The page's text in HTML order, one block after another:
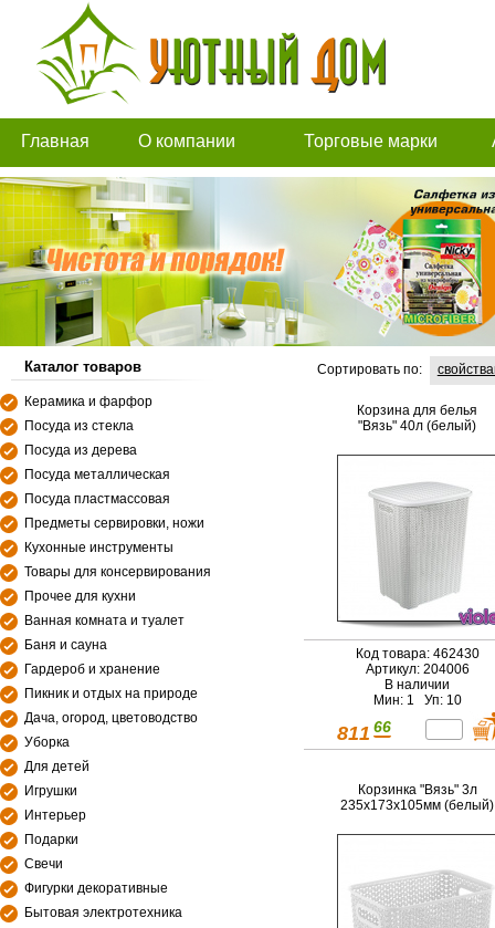
Главная О компании Торговые марки
Каталог товаров
Керамика и фарфор
Посуда из стекла
Посуда из дерева
Посуда металлическая
Посуда пластмассовая
Предметы сервировки, ножи
Кухонные инструменты
Товары для консервирования
Прочее для кухни
Ванная комната и туалет
Баня и сауна
Гардероб и хранение
Пикник и отдых на природе
Дача, огород, цветоводство
Уборка
Для детей
Игрушки
Интерьер
Подарки
Свечи
Фигурки декоративные
Бытовая электротехника
Сортировать по:
Корзина для белья
"Вязь" 40л (белый)
Код товара: 462430
Артикул: 204006
В наличии
Мин: 1 Уп: 10
811 66
Корзинка "Вязь" 3л
235х173х105мм (белый)